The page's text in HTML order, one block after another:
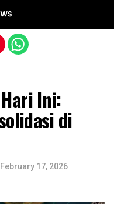
Ini:
di
February 17, 2026